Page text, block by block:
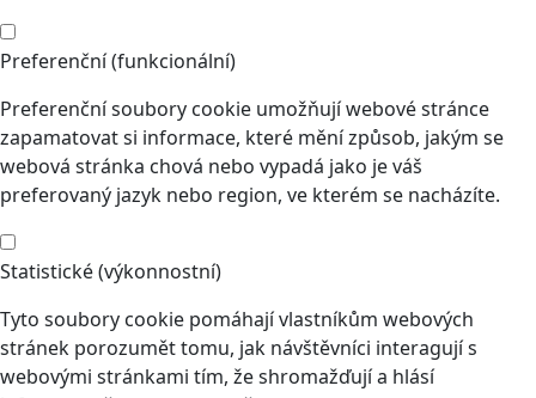
Preferenční (funkcionální)
Preferenční soubory cookie umožňují webové stránce
zapamatovat si informace, které mění způsob, jakým se
webová stránka chová nebo vypadá jako je váš
preferovaný jazyk nebo region, ve kterém se nacházíte.
Statistické (výkonnostní)
Tyto soubory cookie pomáhají vlastníkům webových
stránek porozumět tomu, jak návštěvníci interagují s
webovými stránkami tím, že shromažďují a hlásí